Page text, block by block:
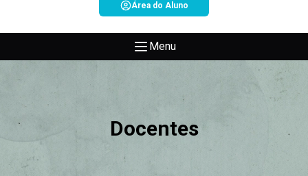
Área do Aluno
Menu
Docentes